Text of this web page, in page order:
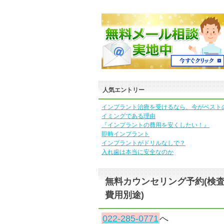
人気エントリー
インプラント治療を受けるなら、今がベスト
イミングである理由
『インプラントの費用を安くしたい！』
即時インプラント
インプラントがドリルなしで？
入れ歯は本当に安全なのか
無料カウンセリング予約(検
費用別途)
022-285-0771へ